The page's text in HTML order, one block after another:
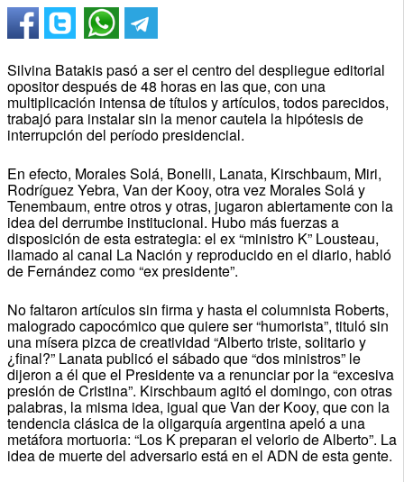
Silvina Batakis pasó a ser el centro del despliegue editorial
opositor después de 48 horas en las que, con una
multiplicación intensa de títulos y artículos, todos parecidos,
trabajó para instalar sin la menor cautela la hipótesis de
interrupción del período presidencial.
En efecto, Morales Solá, Bonelli, Lanata, Kirschbaum, Miri,
Rodríguez Yebra, Van der Kooy, otra vez Morales Solá y
Tenembaum, entre otros y otras, jugaron abiertamente con la
idea del derrumbe institucional. Hubo más fuerzas a
disposición de esta estrategia: el ex “ministro K” Lousteau,
llamado al canal La Nación y reproducido en el diario, habló
de Fernández como “ex presidente”.
No faltaron artículos sin firma y hasta el columnista Roberts,
malogrado capocómico que quiere ser “humorista”, tituló sin
una mísera pizca de creatividad “Alberto triste, solitario y
¿final?” Lanata publicó el sábado que “dos ministros” le
dijeron a él que el Presidente va a renunciar por la “excesiva
presión de Cristina”. Kirschbaum agitó el domingo, con otras
palabras, la misma idea, igual que Van der Kooy, que con la
tendencia clásica de la oligarquía argentina apeló a una
metáfora mortuoria: “Los K preparan el velorio de Alberto”. La
idea de muerte del adversario está en el ADN de esta gente.